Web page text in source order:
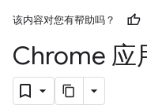
该内容对您有帮助吗？
Chrome 应